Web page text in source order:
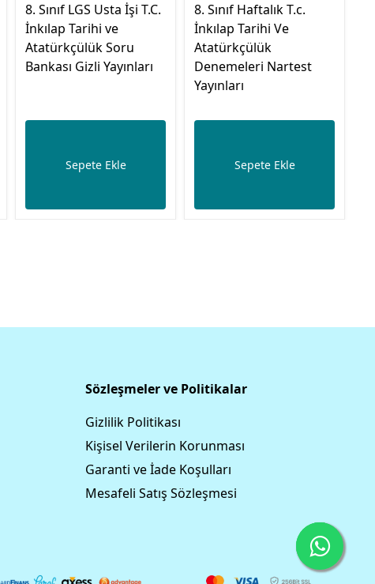
8. Sınıf LGS Usta İşi T.C.
İnkılap Tarihi ve
Atatürkçülük Soru
Bankası Gizli Yayınları
Sepete Ekle
8. Sınıf Haftalık T.c.
İnkılap Tarihi Ve
Atatürkçülük
Denemeleri Nartest
Yayınları
Sepete Ekle
Sözleşmeler ve Politikalar
Gizlilik Politikası
Kişisel Verilerin Korunması
Garanti ve İade Koşulları
Mesafeli Satış Sözleşmesi